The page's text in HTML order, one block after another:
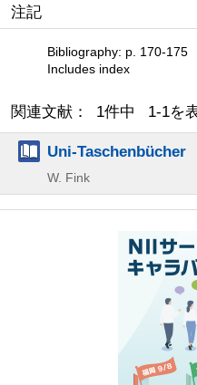
注記
Bibliography: p. 170-175
Includes index
関連文献： 1件中 1-1を
Uni-Taschenbücher
W. Fink